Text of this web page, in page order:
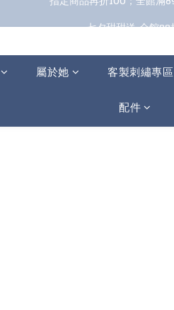
屬於她 客製刺繡專區
配件